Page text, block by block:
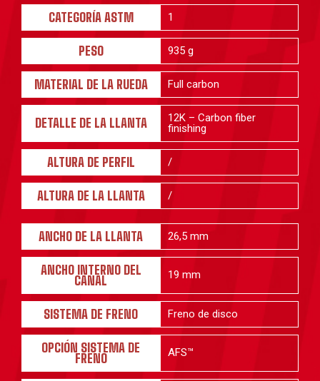
CATEGORÍA ASTM 1
PESO 935 g
MATERIAL DE LA RUEDA Full carbon
DETALLE DE LA LLANTA
12K – Carbon fiber
finishing
ALTURA DE PERFIL /
ALTURA DE LA LLANTA /
ANCHO DE LA LLANTA 26,5 mm
ANCHO INTERNO DEL
CANAL 19 mm
SISTEMA DE FRENO Freno de disco
OPCIÓN SISTEMA DE
FRENO AFS™